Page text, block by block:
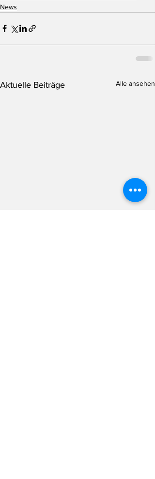
News
Aktuelle Beiträge Alle ansehen